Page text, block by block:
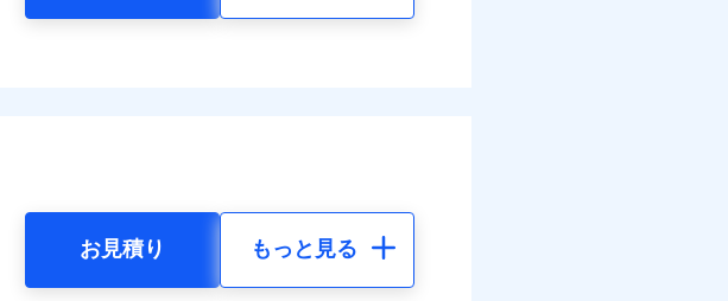
お見積り もっと見る